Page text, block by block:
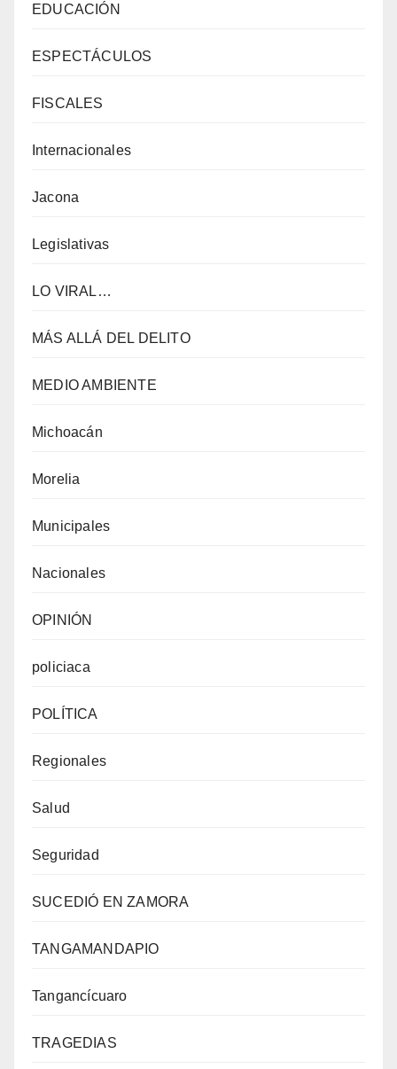
EDUCACIÓN
ESPECTÁCULOS
FISCALES
Internacionales
Jacona
Legislativas
LO VIRAL…
MÁS ALLÁ DEL DELITO
MEDIO AMBIENTE
Michoacán
Morelia
Municipales
Nacionales
OPINIÓN
policiaca
POLÍTICA
Regionales
Salud
Seguridad
SUCEDIÓ EN ZAMORA
TANGAMANDAPIO
Tangancícuaro
TRAGEDIAS